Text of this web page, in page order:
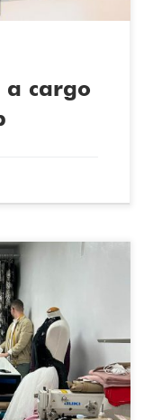
a cargo
en Patronaje y
complementa su
del curso
los brazos
donde […]